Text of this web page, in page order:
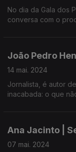
No dia da Gala dos
conversa com o
João Pedro
14 mai. 2024
Jornalista, é autor
inacabada: o que
Ana Jacinto |
07 mai. 2024